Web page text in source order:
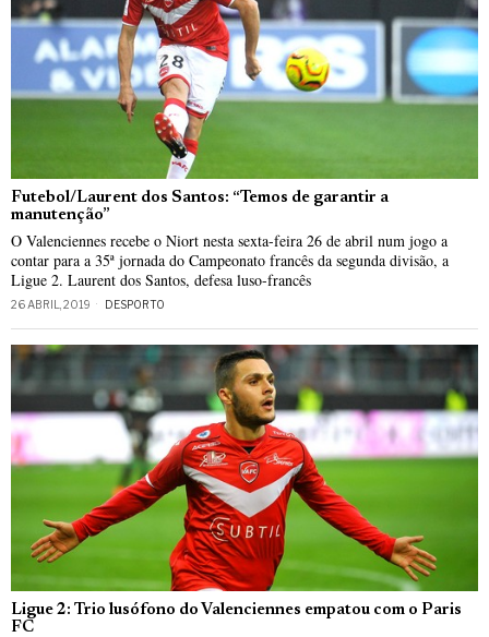
Futebol/Laurent dos Santos: “Temos de garantir a
manutenção”
O Valenciennes recebe o Niort nesta sexta-feira 26 de abril num jogo a
contar para a 35ª jornada do Campeonato francês da segunda divisão, a
Ligue 2. Laurent dos Santos, defesa luso-francês
26 ABRIL, 2019 DESPORTO
Ligue 2: Trio lusófono do Valenciennes empatou com o Paris
FC